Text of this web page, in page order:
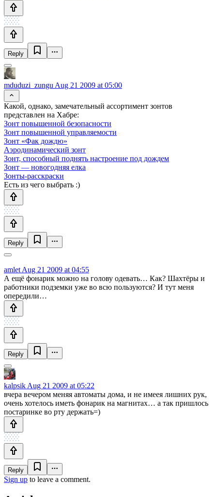
Reply
mduduzi_zungu Aug 21 2009 at 05:00
Какой, однако, замечательный ассортимент зонтов
представлен на Хабре:
Зонт повышенной безопасности
Зонт повышенной управляемости
Зонт «Фак дождю»
Аэродинамический зонт
Зонт, способный поднять настроение под дождем
Зонт — новогодняя елка
Зонты-расскраски
Есть из чего выбрать :)
Reply
amlet Aug 21 2009 at 04:55
А ещё фонарик можно на голову одевать… Как? Шахтёры и
работники подземки уже во всю пользуются? И тут меня
опередили…
Reply
kalpsik Aug 21 2009 at 05:22
вчера вечером меняя автоматы дома, и не имеея лишних рук,
очень хотелось иметь фонарик на магнитах… а так пришлось
постаринке во рту держать=)
Reply
Sign up to leave a comment.